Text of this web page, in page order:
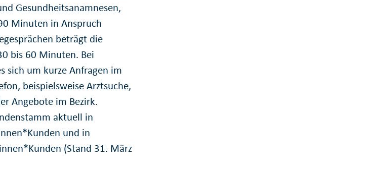
Gesundheitsanamnesen,
Minuten in Anspruch
beträgt die
bis 60 Minuten. Bei
sich um kurze Anfragen im
beispielsweise Arztsuche,
Angebote im Bezirk.
aktuell in
und in
(Stand 31. März